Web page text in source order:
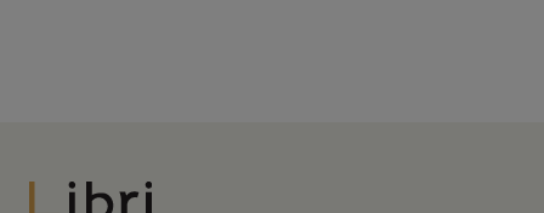
Libri